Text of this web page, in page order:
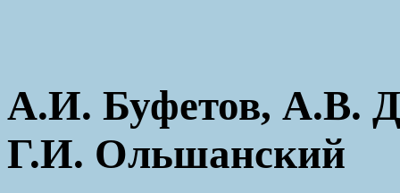
А.И. Буфетов, А.В.
Г.И. Ольшанский